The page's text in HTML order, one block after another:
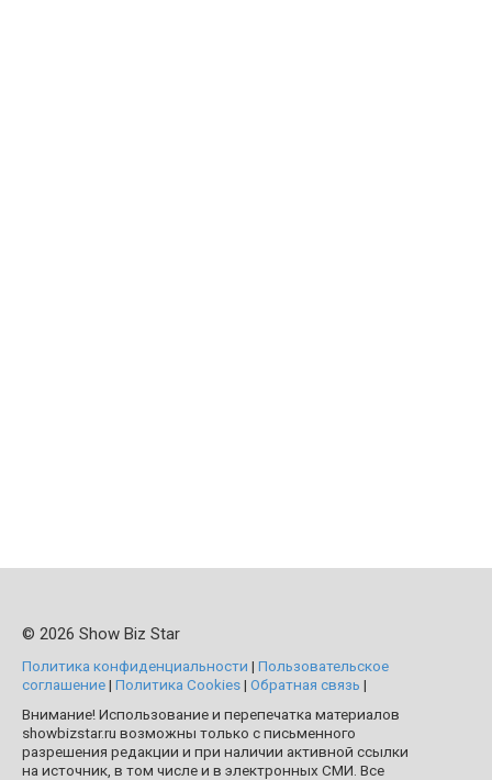
© 2026 Show Biz Star
Политика конфиденциальности | Пользовательское
соглашение| Политика Cookies| Обратная связь |
Внимание! Использование и перепечатка материалов
showbizstar.ru возможны только с письменного
разрешения редакции и при наличии активной ссылки
на источник, в том числе и в электронных СМИ. Все